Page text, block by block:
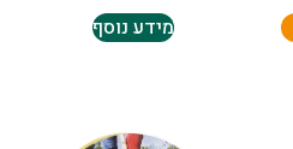
מידע נוסף